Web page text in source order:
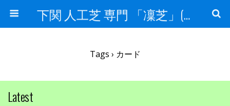
下関 人工芝 専門 「凜芝」(りんしば）
Tags › カード
Latest